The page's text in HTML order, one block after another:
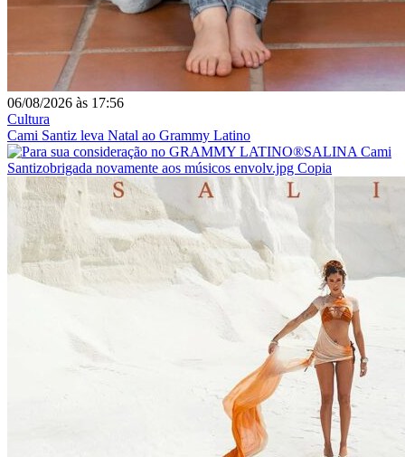
06/08/2026 às 17:56
Cultura
Cami Santiz leva Natal ao Grammy Latino